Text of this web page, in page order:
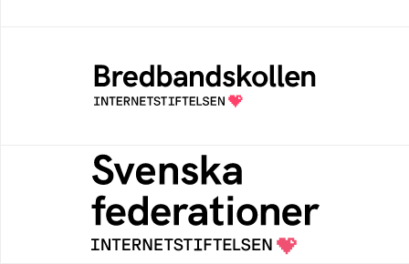
Bredbandskollen är ett oberoende
konsumentverktyg som drivs av
Internetstiftelsen
Svenska federationer
Grunden för medlemskap i en sektors- eller
kontextspecifik federation